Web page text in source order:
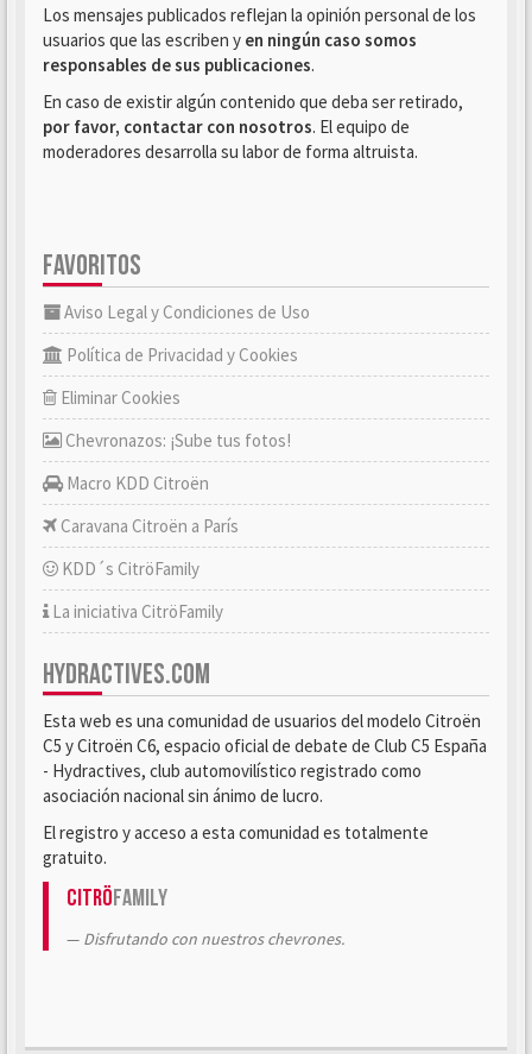
Los mensajes publicados reflejan la opinión personal de los
usuarios que las escriben y en ningún caso somos
responsables de sus publicaciones.
En caso de existir algún contenido que deba ser retirado,
por favor, contactar con nosotros. El equipo de
moderadores desarrolla su labor de forma altruista.
FAVORITOS
Aviso Legal y Condiciones de Uso
Política de Privacidad y Cookies
Eliminar Cookies
Chevronazos: ¡Sube tus fotos!
Macro KDD Citroën
Caravana Citroën a París
KDD´s CitröFamily
La iniciativa CitröFamily
HYDRACTIVES.COM
Esta web es una comunidad de usuarios del modelo Citroën
C5 y Citroën C6, espacio oficial de debate de Club C5 España
- Hydractives, club automovilístico registrado como
asociación nacional sin ánimo de lucro.
El registro y acceso a esta comunidad es totalmente
gratuito.
CitröFamily
Disfrutando con nuestros chevrones.